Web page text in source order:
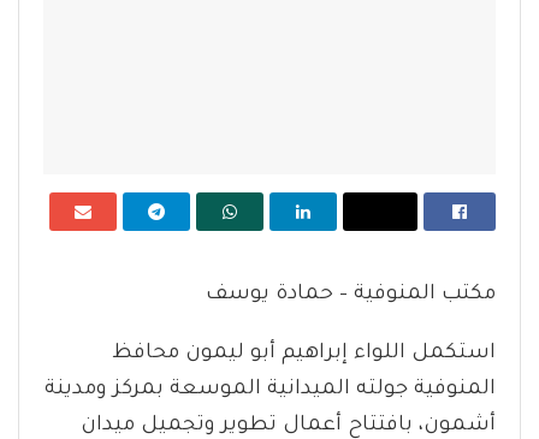
مكتب المنوفية – حمادة يوسف
استكمل اللواء إبراهيم أبو ليمون محافظ
المنوفية جولته الميدانية الموسعة بمركز ومدينة
أشمون، بافتتاح أعمال تطوير وتجميل ميدان